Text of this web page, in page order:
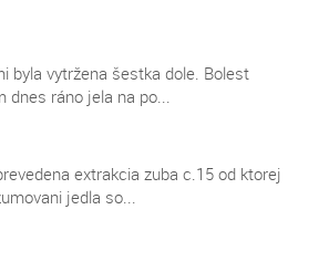
byla vytržena šestka dole. Bolest
dnes ráno jela na po...
extrakcia zuba c.15 od ktorej
jedla so...